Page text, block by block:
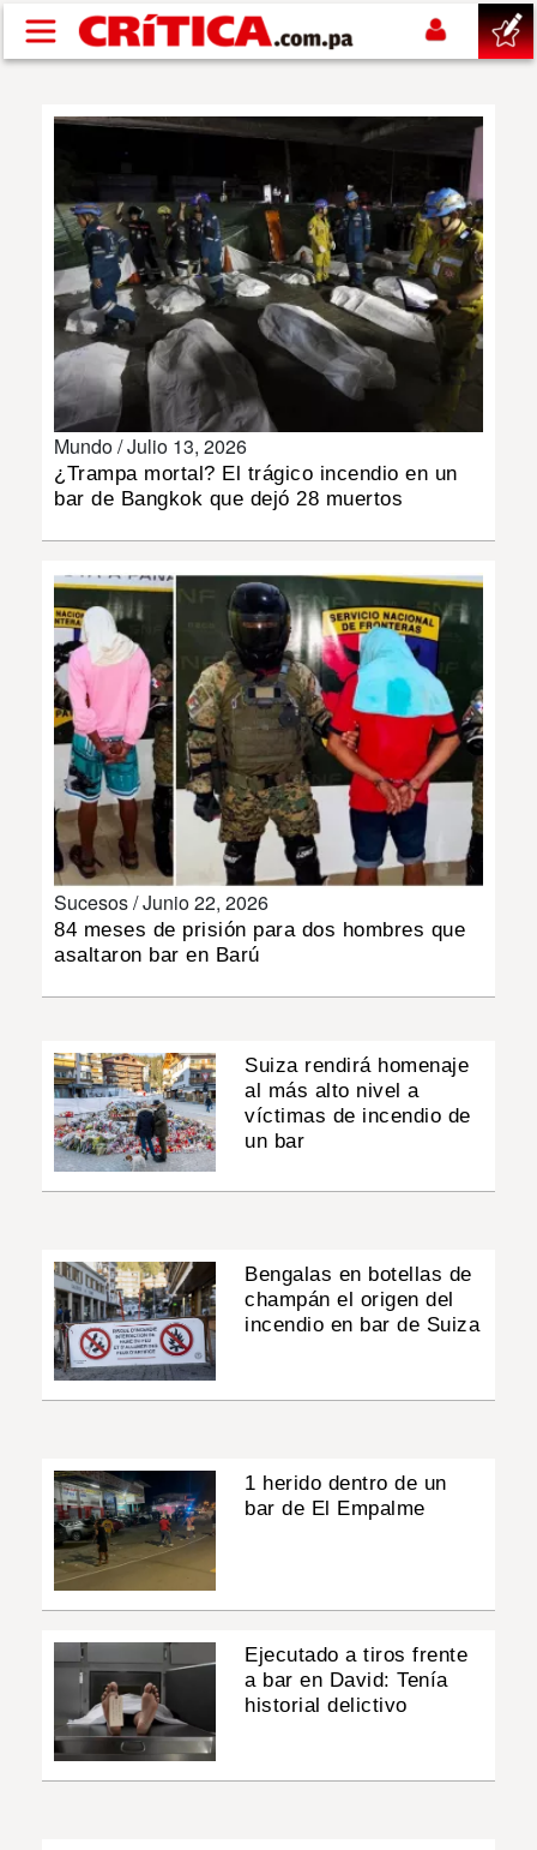
Pasar al contenido principal
NACIONAL
POLÍTICA
SHOW
DEPORTES
INSÓLITAS
MULTIMEDIA
IMPRESO
Mundo /Julio 13, 2026
¿Trampa mortal? El trágico incendio en un
bar de Bangkok que dejó 28 muertos
Sucesos /Junio 22, 2026
84 meses de prisión para dos hombres que
asaltaron bar en Barú
Suiza rendirá homenaje
al más alto nivel a
víctimas de incendio de
un bar
Bengalas en botellas de
champán el origen del
incendio en bar de Suiza
1 herido dentro de un
bar de El Empalme
Ejecutado a tiros frente
a bar en David: Tenía
historial delictivo